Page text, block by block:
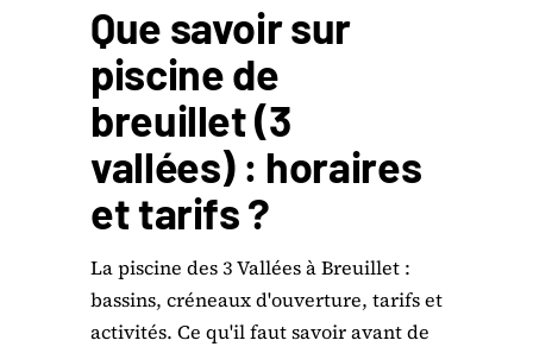
Que savoir sur
piscine de
breuillet (3
vallées) : horaires
et tarifs ?
La piscine des 3 Vallées à Breuillet :
bassins, créneaux d'ouverture, tarifs et
activités. Ce qu'il faut savoir avant de